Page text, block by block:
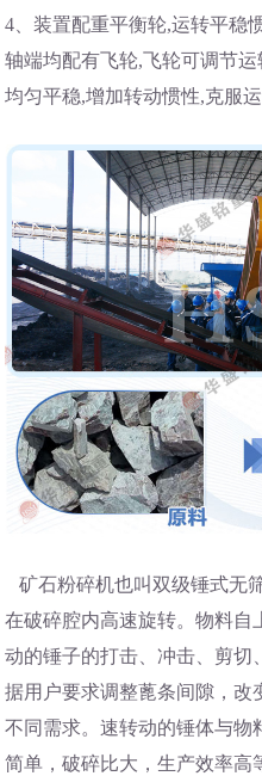
4、装置配重平衡轮,运转平稳
轴端均配有飞轮,飞轮可调节
均匀平稳,增加转动惯性,克服
矿石粉碎机也叫双级锤式无
在破碎腔内高速旋转。物料自
动的锤子的打击、冲击、剪切
据用户要求调整蓖条间隙，改
不同需求。速转动的锤体与物
简单，破碎比大，生产效率高